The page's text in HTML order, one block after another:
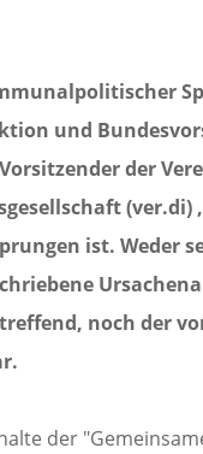
und
der
ist. Weder
noch der
der